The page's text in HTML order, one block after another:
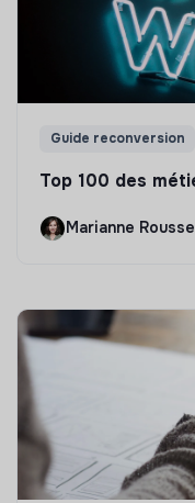
Guide reconversion
Top 100 des
Marianne